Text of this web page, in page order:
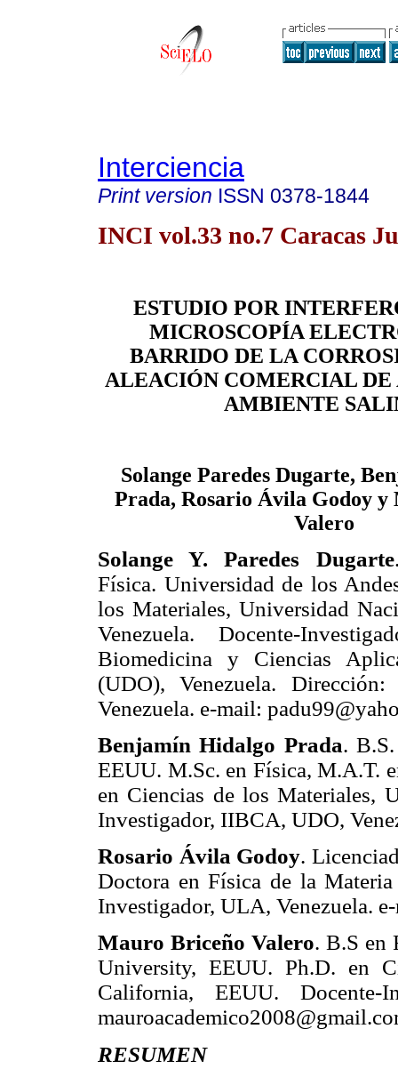
Interciencia
Print version ISSN 0378-1844
INCI vol.33 no.7 Caracas
ESTUDIO POR
MICROSCOPÍA
BARRIDO DE LA
ALEACIÓN COMERCIAL
AMBIENTE
Solange Paredes Dugarte,
Prada, Rosario Ávila Godoy
Valero
Solange Y. Paredes Dugarte
Física. Universidad de los
los Materiales, Universidad
Venezuela. Docente-
Biomedicina y Ciencias
(UDO), Venezuela.
Venezuela. e-mail:
Benjamín Hidalgo Prada.
EEUU. M.Sc. en Física, M.A.T.
en Ciencias de los Materiales,
Investigador, IIBCA, UDO,
Rosario Ávila Godoy.
Doctora en Física de la
Investigador, ULA, Venezuela.
Mauro Briceño Valero. B.S en
University, EEUU. Ph.D. en
California, EEUU. Docente-
RESUMEN